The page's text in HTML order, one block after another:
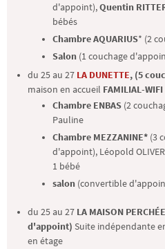
d'appoint),Quentin
bébés
Chambre AQUARIUS* (2
Salon(1 couchage
du 25 au 27 LA DUNETTE, (5
maison en accueil FAMILIAL-WIFI
Chambre ENBAS(2
Pauline
Chambre MEZZANINE*(3
d'appoint), Léopold
1 bébé
salon (convertible
du 25 au 27 LA MAISON
d'appoint)Suite indépendante
en étage